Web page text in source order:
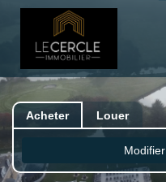
Acheter Louer